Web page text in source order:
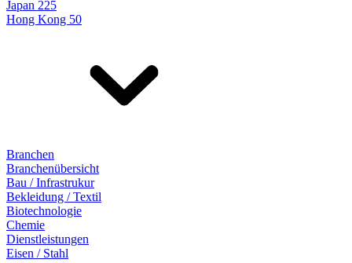
Japan 225
Hong Kong 50
Branchen
Branchenübersicht
Bau / Infrastrukur
Bekleidung / Textil
Biotechnologie
Chemie
Dienstleistungen
Eisen / Stahl